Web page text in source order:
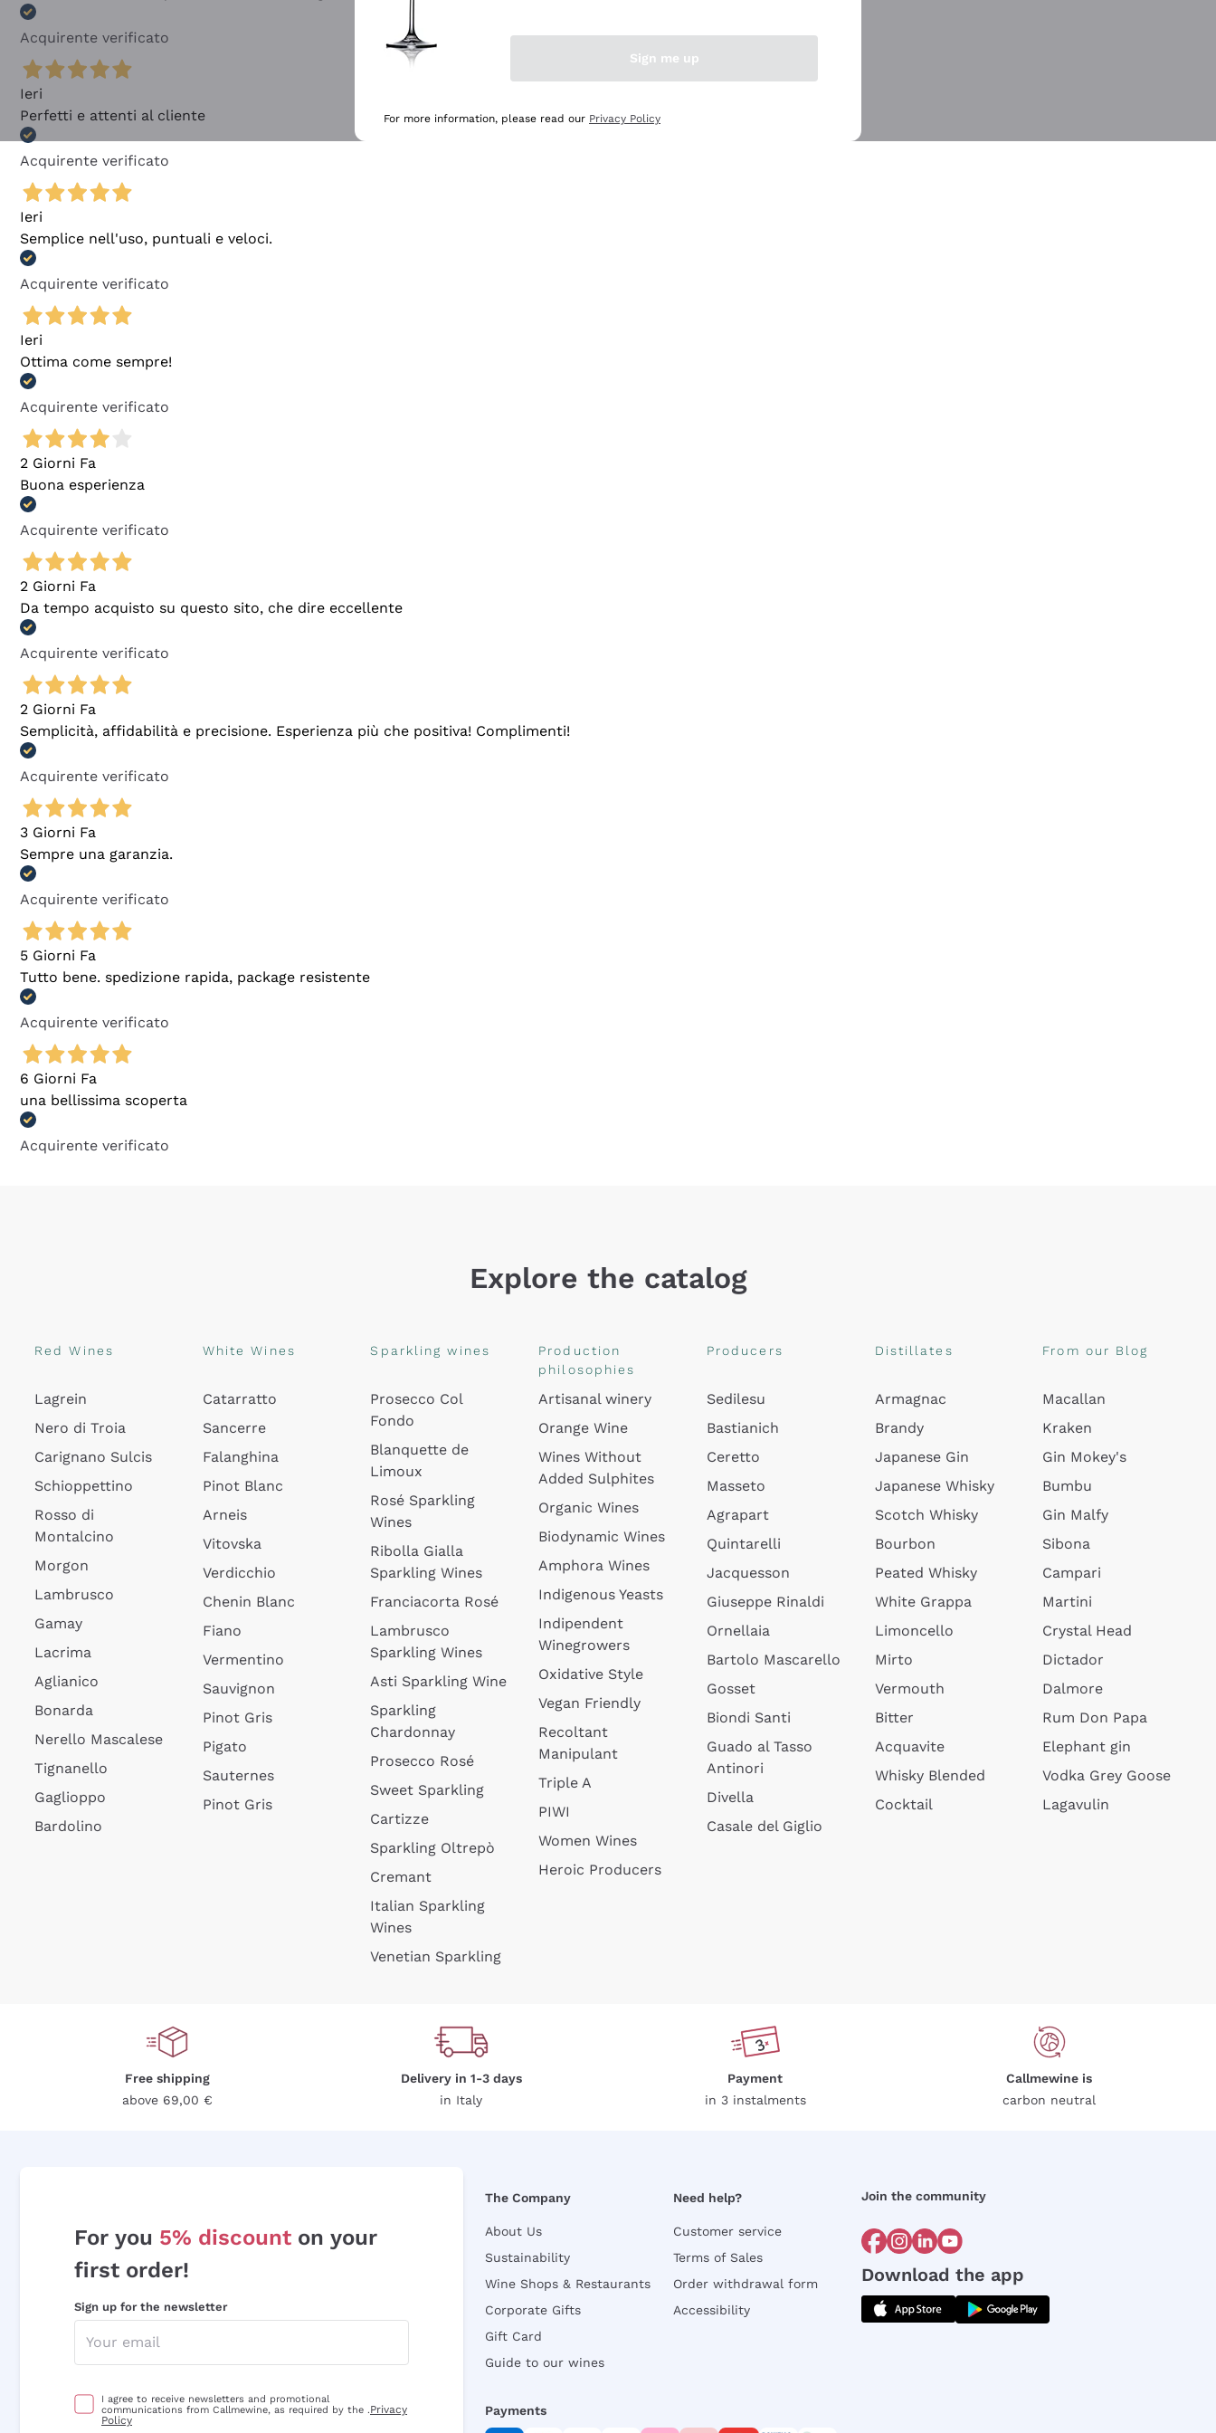
Acquirente verificato
Ieri
Perfetti e attenti al cliente
Acquirente verificato
Ieri
Semplice nell'uso, puntuali e veloci.
Acquirente verificato
Ieri
Ottima come sempre!
Acquirente verificato
2 Giorni Fa
Buona esperienza
Acquirente verificato
2 Giorni Fa
Da tempo acquisto su questo sito, che dire eccellente
Acquirente verificato
2 Giorni Fa
Semplicità, affidabilità e precisione. Esperienza più che positiva! Complimenti!
Acquirente verificato
3 Giorni Fa
Sempre una garanzia.
Acquirente verificato
5 Giorni Fa
Tutto bene. spedizione rapida, package resistente
Acquirente verificato
6 Giorni Fa
una bellissima scoperta
Acquirente verificato
Explore the catalog
Red Wines
Lagrein
Nero di Troia
Carignano Sulcis
Schioppettino
Rosso di
Montalcino
Morgon
Lambrusco
Gamay
Lacrima
Aglianico
Bonarda
Nerello Mascalese
Tignanello
Gaglioppo
Bardolino
White Wines
Catarratto
Sancerre
Falanghina
Pinot Blanc
Arneis
Vitovska
Verdicchio
Chenin Blanc
Fiano
Vermentino
Sauvignon
Pinot Gris
Pigato
Sauternes
Pinot Gris
Sparkling wines
Prosecco Col
Fondo
Blanquette de
Limoux
Rosé Sparkling
Wines
Ribolla Gialla
Sparkling Wines
Franciacorta Rosé
Lambrusco
Sparkling Wines
Asti Sparkling Wine
Sparkling
Chardonnay
Prosecco Rosé
Sweet Sparkling
Cartizze
Sparkling Oltrepò
Cremant
Italian Sparkling
Wines
Venetian Sparkling
Production
philosophies
Artisanal winery
Orange Wine
Wines Without
Added Sulphites
Organic Wines
Biodynamic Wines
Amphora Wines
Indigenous Yeasts
Indipendent
Winegrowers
Oxidative Style
Vegan Friendly
Recoltant
Manipulant
Triple A
PIWI
Women Wines
Heroic Producers
Producers
Sedilesu
Bastianich
Ceretto
Masseto
Agrapart
Quintarelli
Jacquesson
Giuseppe Rinaldi
Ornellaia
Bartolo Mascarello
Gosset
Biondi Santi
Guado al Tasso
Antinori
Divella
Casale del Giglio
Distillates
Armagnac
Brandy
Japanese Gin
Japanese Whisky
Scotch Whisky
Bourbon
Peated Whisky
White Grappa
Limoncello
Mirto
Vermouth
Bitter
Acquavite
Whisky Blended
Cocktail
From our Blog
Macallan
Kraken
Gin Mokey's
Bumbu
Gin Malfy
Sibona
Campari
Martini
Crystal Head
Dictador
Dalmore
Rum Don Papa
Elephant gin
Vodka Grey Goose
Lagavulin
Free shipping
above 69,00 €
Delivery in 1-3 days
in Italy
Payment
in 3 instalments
Callmewine is
carbon neutral
For you 5% discount on your
first order!
Sign up for the newsletter
I agree to receive newsletters and promotional
communications from Callmewine, as required by the .Privacy
Policy
The Company
About Us
Sustainability
Wine Shops & Restaurants
Corporate Gifts
Gift Card
Guide to our wines
Need help?
Customer service
Terms of Sales
Order withdrawal form
Accessibility
Join the community
Download the app
Payments
Sign me up
For more information, please read our Privacy Policy